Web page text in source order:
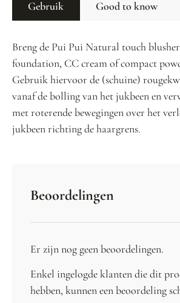
Gebruik Good to know
Breng de Pui Pui Natural touch
foundation, CC cream of compact
Gebruik hiervoor de (schuine)
vanaf de bolling van het jukbeen en
met roterende bewegingen over het
jukbeen richting de haargrens.
Beoordelingen
Er zijn nog geen beoordelingen.
Enkel ingelogde klanten die dit
hebben, kunnen een beoordeling